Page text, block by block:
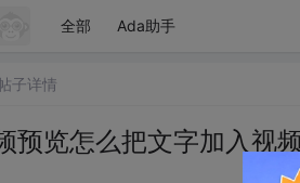
全部 Ada助手
子详情
预览怎么把文字加入视